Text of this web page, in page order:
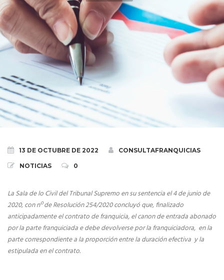
Definición del sistema de franquicia
Definición del modelo de franquicia
Ventajas e inconvenientes de la franquicia
Test de Franquiciabilidad
PROYECTO DE FRANQUICIA
El contrato de franquicia
Manuales de Franquicia
13 DE OCTUBRE DE 2022 CONSULTAFRANQUICIAS
NOTICIAS 0
La Sala de lo Civil del Tribunal Supremo en su sentencia el 4 de junio de
2020, con nº de Resolución 254/2020 concluyó que, finalizado
anticipadamente el contrato de franquicia, el canon de entrada abonado
por la parte franquiciada e debe devolverse por la franquiciadora, en la
parte correspondiente a la proporción entre la duración efectiva y la
estipulada en el contrato.